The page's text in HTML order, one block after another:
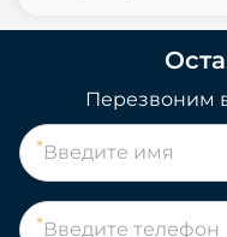
Перезвоним